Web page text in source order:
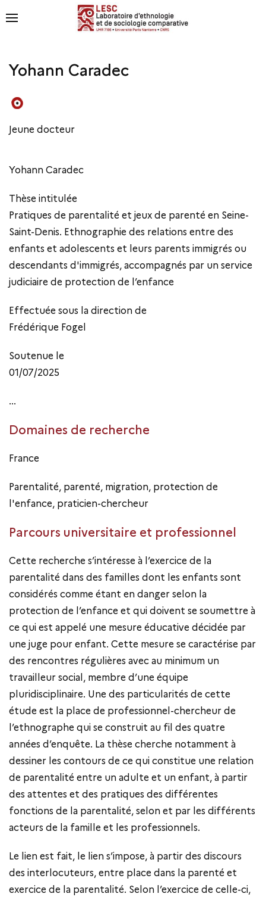
Yohann Caradec
Jeune docteur
Yohann Caradec
Thèse intitulée
Pratiques de parentalité et jeux de parenté en Seine-
Saint-Denis. Ethnographie des relations entre des
enfants et adolescents et leurs parents immigrés ou
descendants d'immigrés, accompagnés par un service
judiciaire de protection de l’enfance
Effectuée sous la direction de
Frédérique Fogel
Soutenue le
01/07/2025
...
Domaines de recherche
France
Parentalité, parenté, migration, protection de
l'enfance, praticien-chercheur
Parcours universitaire et professionnel
Cette recherche s’intéresse à l’exercice de la
parentalité dans des familles dont les enfants sont
considérés comme étant en danger selon la
protection de l’enfance et qui doivent se soumettre à
ce qui est appelé une mesure éducative décidée par
une juge pour enfant. Cette mesure se caractérise par
des rencontres régulières avec au minimum un
travailleur social, membre d’une équipe
pluridisciplinaire. Une des particularités de cette
étude est la place de professionnel-chercheur de
l’ethnographe qui se construit au fil des quatre
années d’enquête. La thèse cherche notamment à
dessiner les contours de ce qui constitue une relation
de parentalité entre un adulte et un enfant, à partir
des attentes et des pratiques des différentes
fonctions de la parentalité, selon et par les différents
acteurs de la famille et les professionnels.
Le lien est fait, le lien s’impose, à partir des discours
des interlocuteurs, entre place dans la parenté et
exercice de la parentalité. Selon l’exercice de celle-ci,